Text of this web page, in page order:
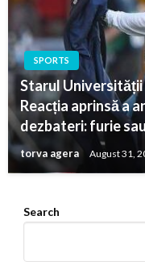
SPORTS
Starul Universității
Reacția aprinsă a
dezbateri: furie
torva agera August 31,
Search